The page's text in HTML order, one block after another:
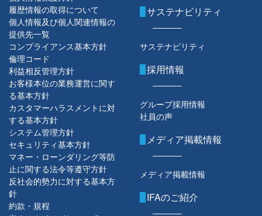
履歴情報の取得について
個人情報及び個人関連情報の
提供先一覧
コンプライアンス基本方針
倫理コード
利益相反管理方針
お客様本位の業務運営に関す
る基本方針
カスタマーハラスメントに対
する基本方針
システム管理方針
セキュリティ基本方針
マネー・ローンダリング等防
止に関する法令等遵守方針
反社会的勢力に対する基本方
針
約款・規程
サステナビリティ
サステナビリティ
採用情報
グループ採用情報
社員の声
メディア掲載情報
メディア掲載情報
IFAのご紹介